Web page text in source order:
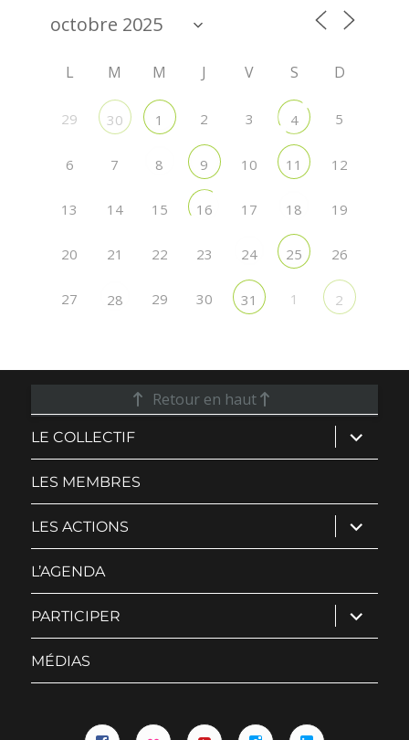
L M M J V S D
29 30 1 2 3 4 5
6 7 8 9 10 11 12
13 14 15 16 17 18 19
20 21 22 23 24 25 26
27 28 29 30 31 1 2
Retour en haut
LE COLLECTIF ouvrir
le
sous-
LES MEMBRES
LES ACTIONS ouvrir
le
sous-
L’AGENDA
PARTICIPER ouvrir
le
sous-
MÉDIAS